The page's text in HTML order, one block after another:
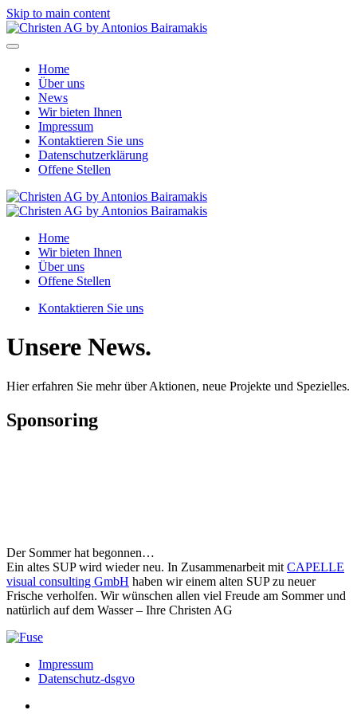
Skip to main content
Home
Über uns
News
Wir bieten Ihnen
Impressum
Kontaktieren Sie uns
Datenschutzerklärung
Offene Stellen
Home
Wir bieten Ihnen
Über uns
Offene Stellen
Kontaktieren Sie uns
Unsere News.
Hier erfahren Sie mehr über Aktionen, neue Projekte und Spezielles.
Sponsoring
Der Sommer hat begonnen…
Ein altes SUP wird wieder neu. In Zusammenarbeit mit CAPELLE
visual consulting GmbH haben wir einem alten SUP zu neuer
Frische verholfen. Wir wünschen allen viel Freude am Sommer und
natürlich auf dem Wasser – Ihre Christen AG
Impressum
Datenschutz-dsgvo